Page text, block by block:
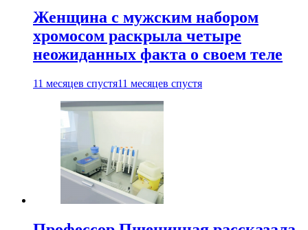
Женщина с мужским набором
хромосом раскрыла четыре
неожиданных факта о своем теле
11 месяцев спустя11 месяцев спустя